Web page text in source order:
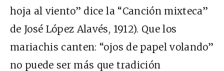
hoja al viento” dice la “Canción mixteca”
de José López Alavés, 1912). Que los
mariachis canten: “ojos de papel volando”
no puede ser más que tradición